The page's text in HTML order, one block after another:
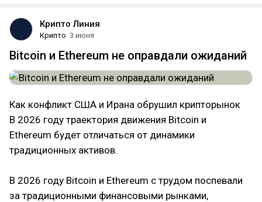
Крипто Линия
Крипто 3 июня
Bitcoin и Ethereum не оправдали ожиданий
Как конфликт США и Ирана обрушил крипторынок
В 2026 году траектория движения Bitcoin и
Ethereum будет отличаться от динамики
традиционных активов.
В 2026 году Bitcoin и Ethereum с трудом поспевали
за традиционными финансовыми рынками,